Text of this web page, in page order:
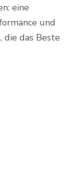
eine
und
das Beste